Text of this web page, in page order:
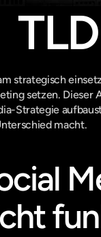
strategisch
setzen.
Strategie
macht.